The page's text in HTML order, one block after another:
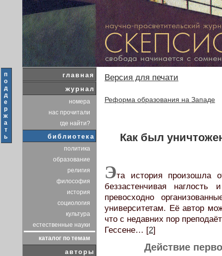
п
о
д
д
е
р
ж
а
т
ь
главная
журнал
номера
нас прочитали
где найти?
библиотека
политика
образование
религия
философия
история
социология
культура
естественные науки
каталог по темам
авторы
Версия для печати
Реформа образования на Западе
Как был
Эта история произошла
беззастенчивая
превосходно
университетам. Её автор
что с недавних пор
Гессене… [2]
Действие